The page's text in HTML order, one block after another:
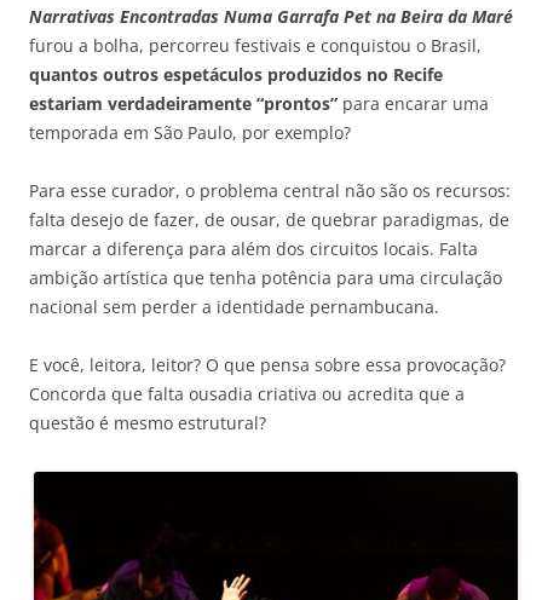
Narrativas Encontradas Numa Garrafa Pet na Beira da Maré
furou a bolha, percorreu festivais e conquistou o Brasil,
quantos outros espetáculos produzidos no Recife
estariam verdadeiramente “prontos” para encarar uma
temporada em São Paulo, por exemplo?
Para esse curador, o problema central não são os recursos:
falta desejo de fazer, de ousar, de quebrar paradigmas, de
marcar a diferença para além dos circuitos locais. Falta
ambição artística que tenha potência para uma circulação
nacional sem perder a identidade pernambucana.
E você, leitora, leitor? O que pensa sobre essa provocação?
Concorda que falta ousadia criativa ou acredita que a
questão é mesmo estrutural?